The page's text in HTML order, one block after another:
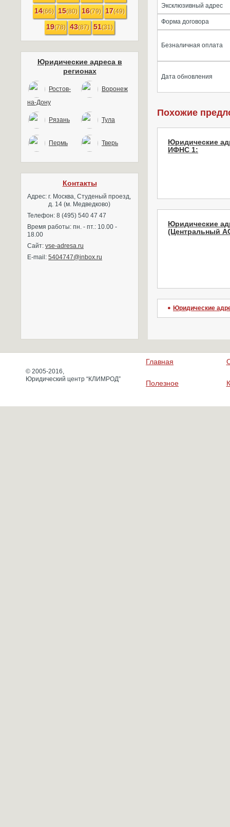
14(66) 15(80) 16(79) 17(49)
19(78) 43(87) 51(31)
Юридические адреса в
регионах
Ростов-
на-Дону
Воронеж
Рязань Тула
Пермь Тверь
Контакты
Адрес: г. Москва, Студеный проезд,
д. 14 (м. Медведково)
Телефон: 8 (495) 540 47 47
Время работы: пн. - пт.: 10.00 -
18.00
Сайт: vse-adresa.ru
E-mail: 5404747@inbox.ru
Эксклюзивный адрес
Форма договора
Безналичная оплата
Дата обновления
Похожие
Юридические
ИФНС 1:
Юридические
(Центральный
Юридические
© 2005-2016,
Юридический центр “КЛИМРОД”
Главная
Полезное